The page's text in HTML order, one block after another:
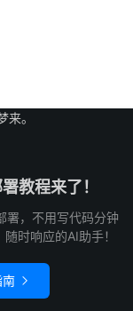
。
教程来了！
署，不用写代码分钟
时响应的AI助手！
南 